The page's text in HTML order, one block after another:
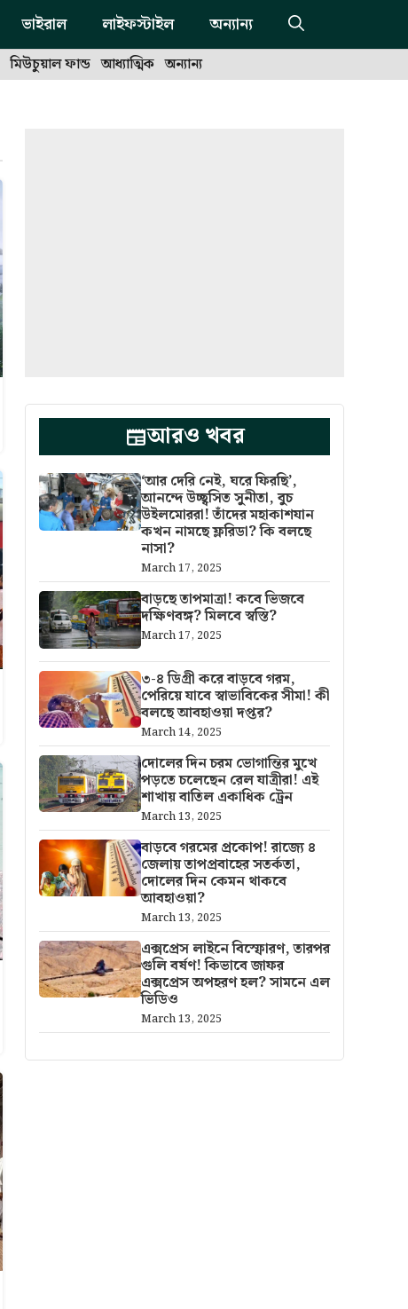
ভাইরাল লাইফস্টাইল অন্যান্য
মিউচুয়াল ফান্ড আধ্যাত্মিক অন্যান্য
আরও খবর
‘আর দেরি নেই, ঘরে ফিরছি’,
আনন্দে উচ্ছ্বসিত সুনীতা, বুচ
উইলমোররা! তাঁদের মহাকাশযান
কখন নামছে ফ্লরিডা? কি বলছে
নাসা?
March 17, 2025
বাড়ছে তাপমাত্রা! কবে ভিজবে
দক্ষিণবঙ্গ? মিলবে স্বস্তি?
March 17, 2025
৩-৪ ডিগ্রী করে বাড়বে গরম,
পেরিয়ে যাবে স্বাভাবিকের সীমা! কী
বলছে আবহাওয়া দপ্তর?
March 14, 2025
দোলের দিন চরম ভোগান্তির মুখে
পড়তে চলেছেন রেল যাত্রীরা! এই
শাখায় বাতিল একাধিক ট্রেন
March 13, 2025
বাড়বে গরমের প্রকোপ! রাজ্যে ৪
জেলায় তাপপ্রবাহের সতর্কতা,
দোলের দিন কেমন থাকবে
আবহাওয়া?
March 13, 2025
এক্সপ্রেস লাইনে বিস্ফোরণ, তারপর
গুলি বর্ষণ! কিভাবে জাফর
এক্সপ্রেস অপহরণ হল? সামনে এল
ভিডিও
March 13, 2025